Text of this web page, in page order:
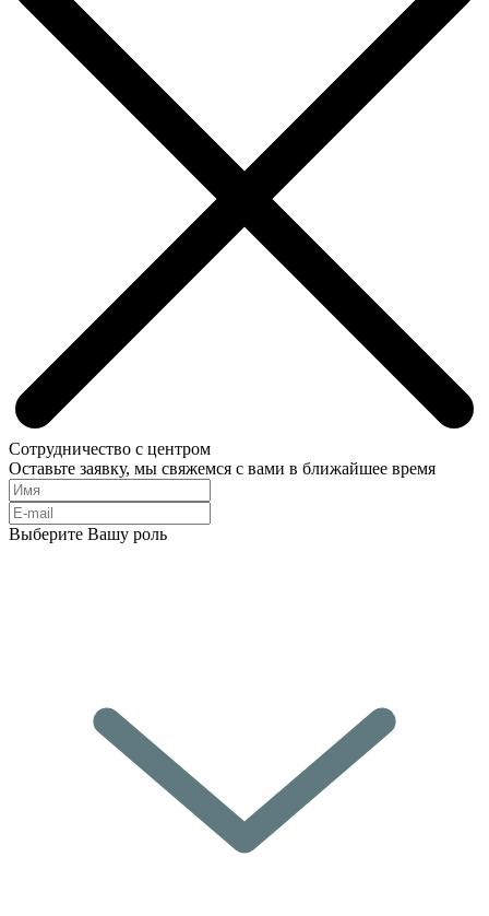
Сотрудничество с центром
Оставьте заявку, мы свяжемся с вами в ближайшее время
Выберите Вашу роль